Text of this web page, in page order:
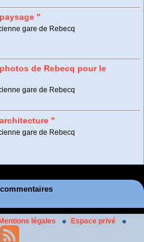
"
gare de Rebecq
de Rebecq pour le
gare de Rebecq
"
gare de Rebecq
légales Espace privé